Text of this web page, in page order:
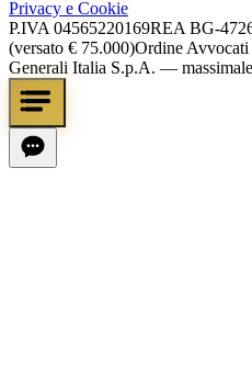
Privacy e Cookie
P.IVA 04565220169REA BG-
(versato € 75.000)Ordine
Generali Italia S.p.A. —